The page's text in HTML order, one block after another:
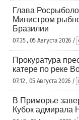
Глава
Министром
Бразилии
07:35 , 05 Августа 2026 /
Прокуратура
катере по реке
07:12 , 05 Августа 2026 /
В Приморье
Кубок адмирала